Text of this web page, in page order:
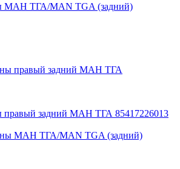
МАН ТГА/MAN TGA (задний)
правый задний МАН ТГА 85417226013